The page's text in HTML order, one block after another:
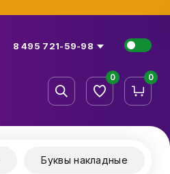
8 495 721-59-98
0 0
Буквы накладные